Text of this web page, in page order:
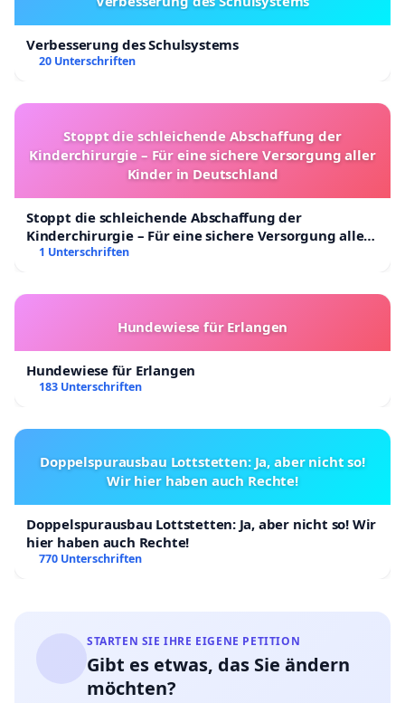
Verbesserung des Schulsystems
20 Unterschriften
Stoppt die schleichende Abschaffung der
Kinderchirurgie – Für eine sichere Versorgung aller
Kinder in Deutschland
Stoppt die schleichende Abschaffung der
Kinderchirurgie – Für eine sichere Versorgung aller
Kinder in Deutschland
1 Unterschriften
Hundewiese für Erlangen
Hundewiese für Erlangen
183 Unterschriften
Doppelspurausbau Lottstetten: Ja, aber nicht so!
Wir hier haben auch Rechte!
Doppelspurausbau Lottstetten: Ja, aber nicht so! Wir
hier haben auch Rechte!
770 Unterschriften
STARTEN SIE IHRE EIGENE PETITION
Gibt es etwas, das Sie ändern
möchten?